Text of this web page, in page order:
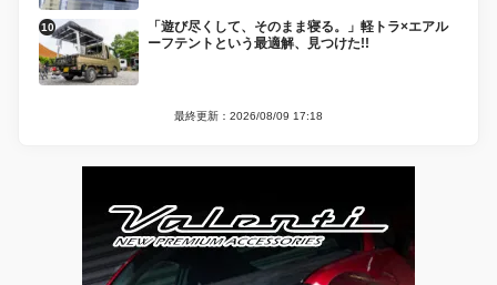
「遊び尽くして、そのまま寝る。」軽トラ×エアル
ーフテントという最適解、見つけた!!
最終更新：2026/08/09 17:18